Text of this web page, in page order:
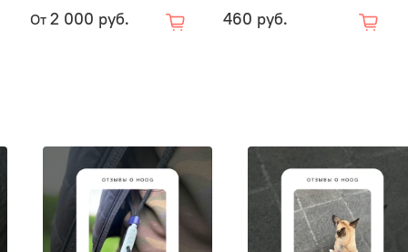
От 2 000 руб. 460 руб.